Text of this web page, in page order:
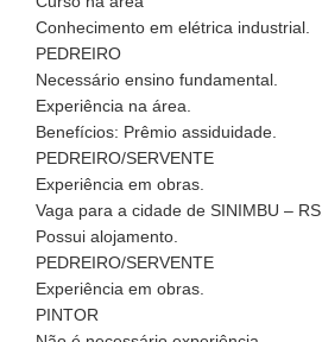
Conhecimento em elétrica industrial.
PEDREIRO
Necessário ensino fundamental.
Experiência na área.
Benefícios: Prêmio assiduidade.
PEDREIRO/SERVENTE
Experiência em obras.
Vaga para a cidade de SINIMBU – RS.
Possui alojamento.
PEDREIRO/SERVENTE
Experiência em obras.
PINTOR